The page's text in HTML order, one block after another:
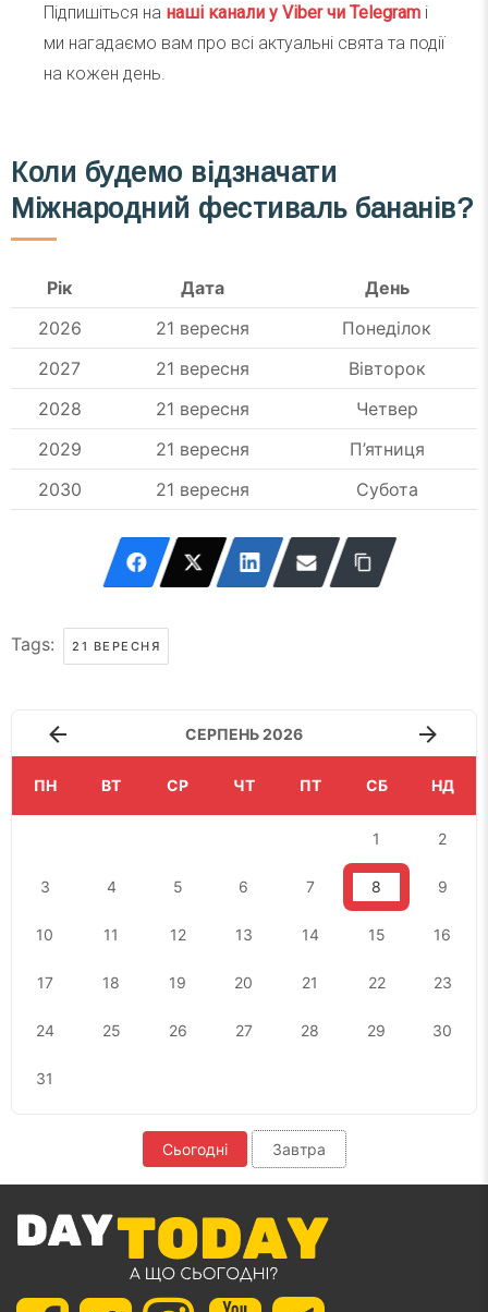
Підпишіться на наші канали у Viber чи Telegram і
ми нагадаємо вам про всі актуальні свята та події
на кожен день.
Коли будемо відзначати
Міжнародний фестиваль бананів?
Рік Дата
День
2026
21 вересня
Понеділок
2027
21 вересня
Вівторок
2028
21 вересня
Четвер
2029
21 вересня
П’ятниця
2030
21 вересня Субота
Tags: 21 ВЕРЕСНЯ
СЕРПЕНЬ 2026
ПН ВТ СР ЧТ ПТ СБ НД
1 2
3 4 5 6 7 8 9
10 11 12 13 14 15 16
17 18 19 20 21 22 23
24 25 26 27 28 29 30
31
Сьогодні Завтра